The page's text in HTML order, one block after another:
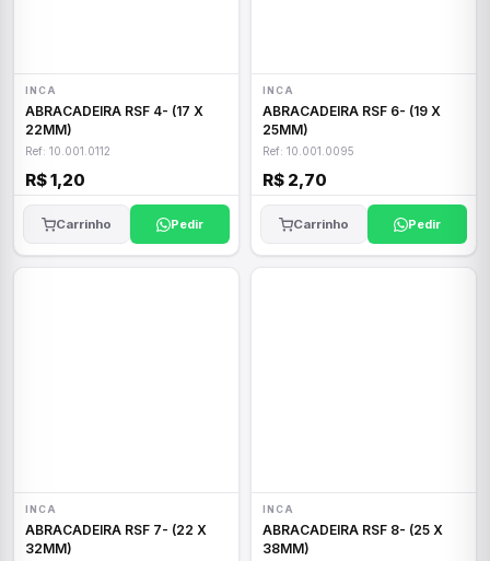
INCA
ABRACADEIRA RSF 4- (17 X
22MM)
Ref: 10.001.0112
R$ 1,20
Carrinho Pedir
INCA
ABRACADEIRA RSF 6- (19 X
25MM)
Ref: 10.001.0095
R$ 2,70
Carrinho Pedir
INCA
ABRACADEIRA RSF 7- (22 X
32MM)
INCA
ABRACADEIRA RSF 8- (25 X
38MM)